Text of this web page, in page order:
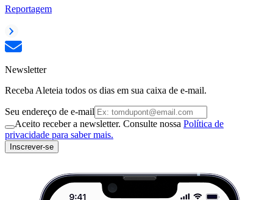
Reportagem
Newsletter
Receba Aleteia todos os dias em sua caixa de e-mail.
Seu endereço de e-mail
Aceito receber a newsletter. Consulte nossa Política de
privacidade para saber mais.
Inscrever-se